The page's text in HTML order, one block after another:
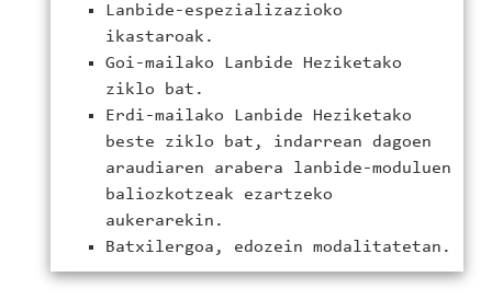
Lanbide-espezializazioko
ikastaroak.
Goi-mailako Lanbide Heziketako
ziklo bat.
Erdi-mailako Lanbide Heziketako
beste ziklo bat, indarrean dagoen
araudiaren arabera lanbide-moduluen
baliozkotzeak ezartzeko
aukerarekin.
Batxilergoa, edozein modalitatetan.